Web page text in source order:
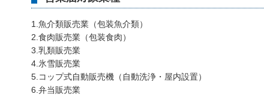
1.魚介類販売業（包装魚介類）
2.食肉販売業（包装食肉）
3.乳類販売業
4.氷雪販売業
5.コップ式自動販売機（自動洗浄・屋内設置）
6.弁当販売業